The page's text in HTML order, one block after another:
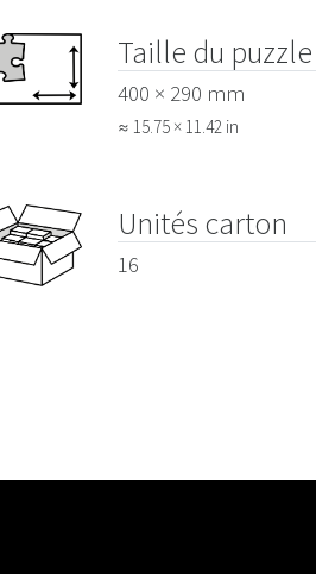
Taille du puzzle
400 × 290 mm
≈ 15.75 × 11.42 in
Unités carton
16